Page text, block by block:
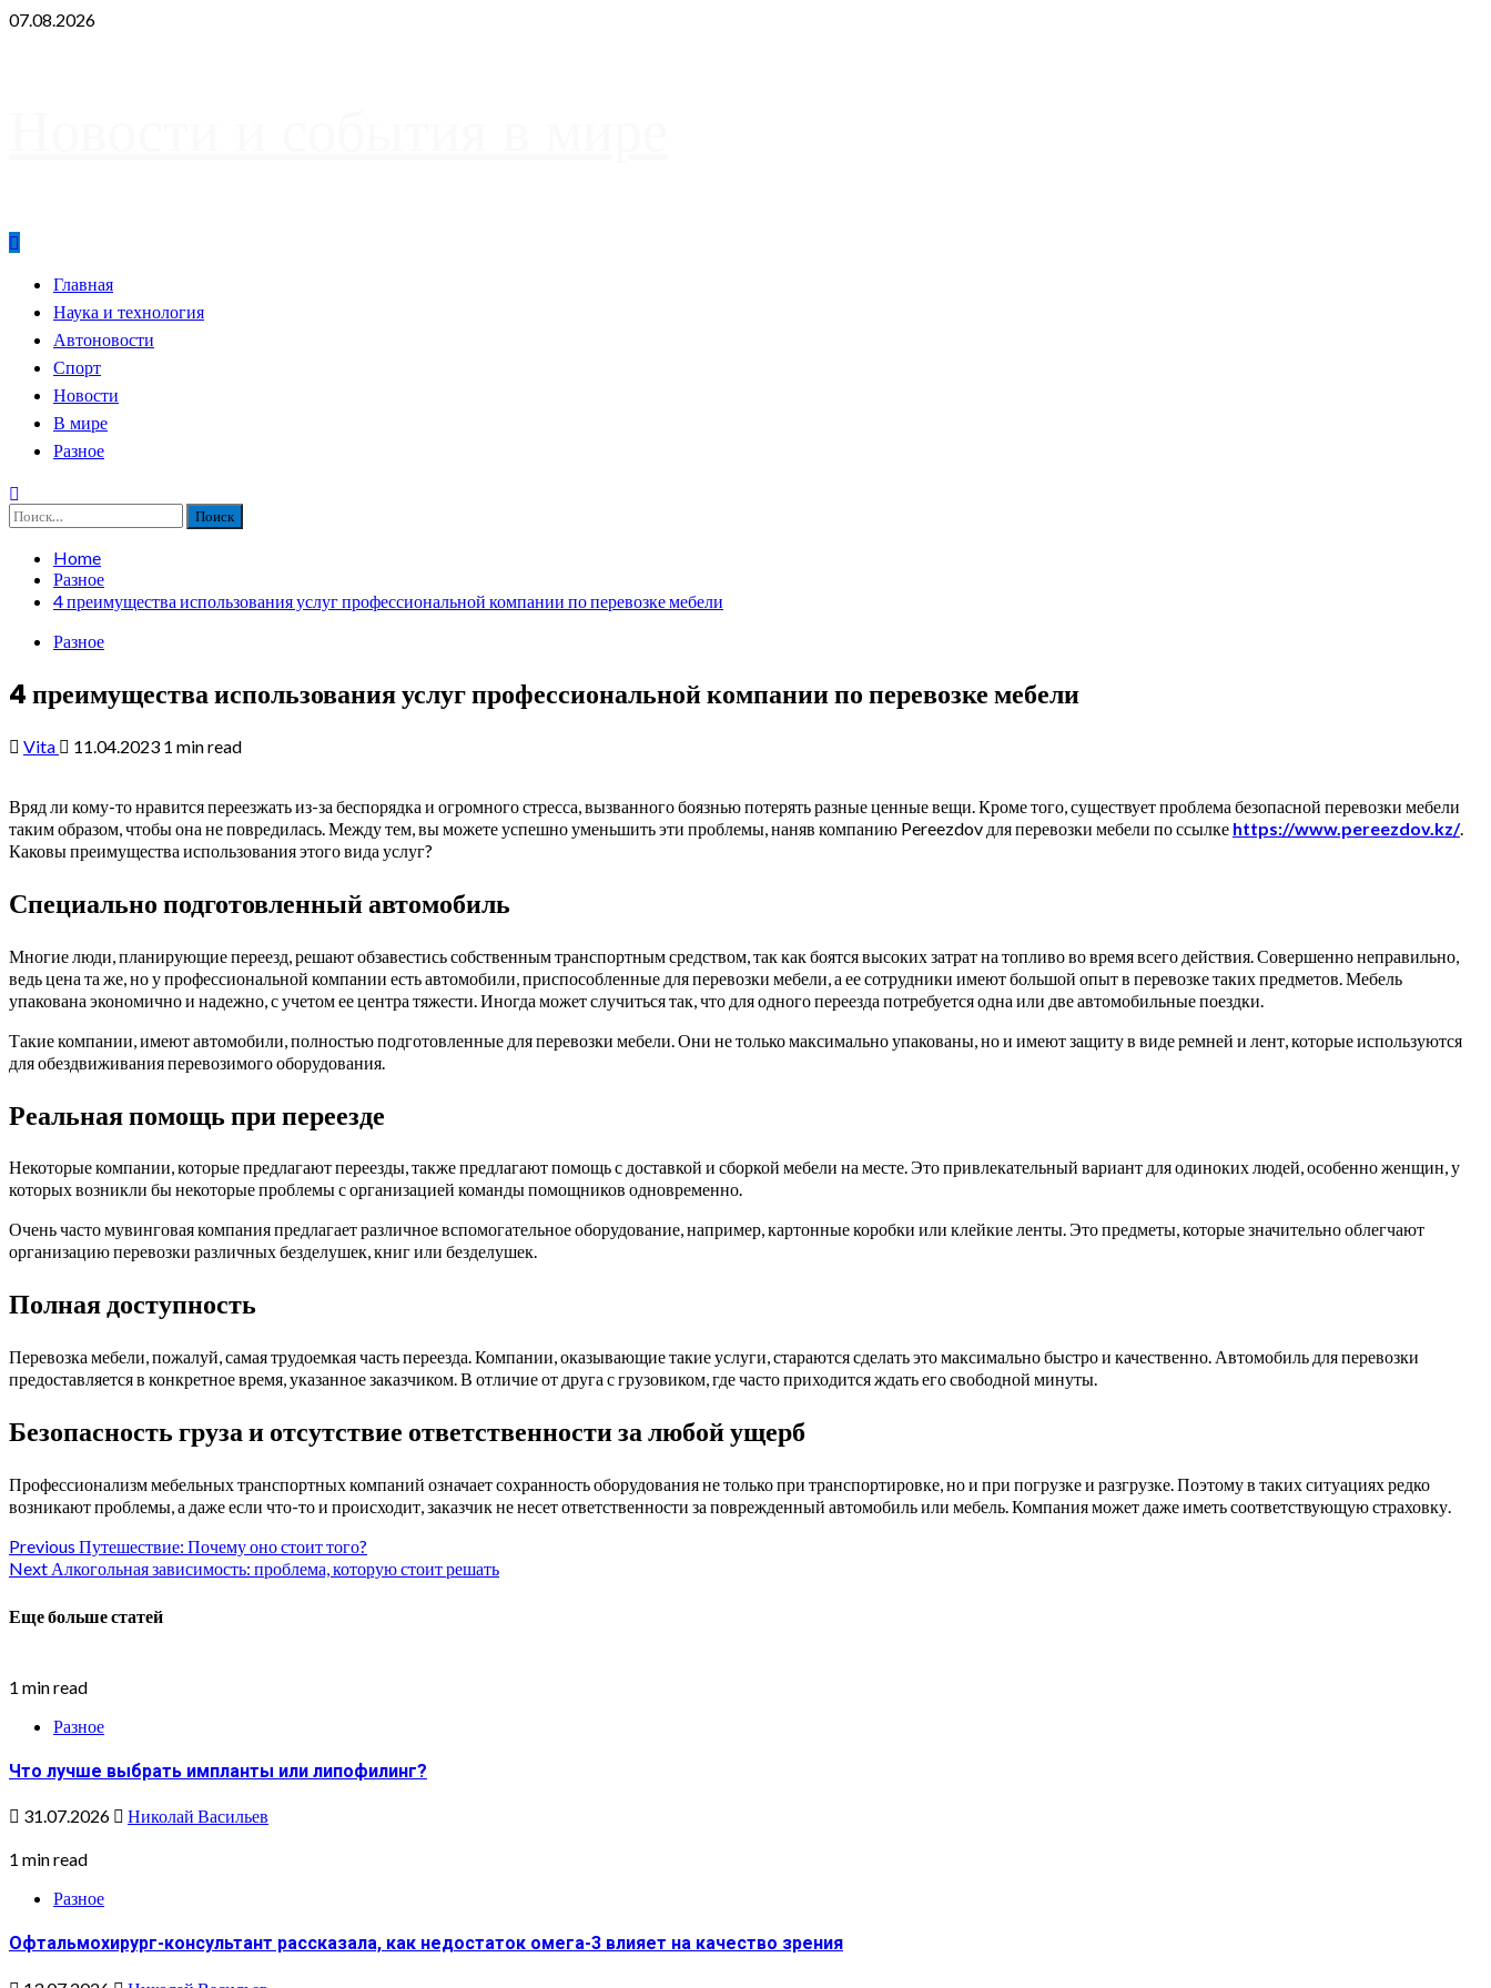
Skip
07.08.2026
PrimaryГлавная
Наука и технология
Автоновости
Спорт
Новости
В мире
Разное
Найти:
Home
Разное
4 преимущества использования услуг профессиональной компании по перевозке мебели
Разное
4 преимущества использования услуг профессиональной компании по перевозке мебели
Vita 11.04.2023 1 min read
Вряд ли кому-то нравится переезжать из-за беспорядка и огромного стресса, вызванного боязнью потерять разные ценные вещи. Кроме того, существует проблема безопасной перевозки мебели
таким образом, чтобы она не повредилась. Между тем, вы можете успешно уменьшить эти проблемы, наняв компанию Pereezdov для перевозки мебели по ссылке https://www.pereezdov.kz/.
Каковы преимущества использования этого вида услуг?
Специально подготовленный автомобиль
Многие люди, планирующие переезд, решают обзавестись собственным транспортным средством, так как боятся высоких затрат на топливо во время всего действия. Совершенно неправильно,
ведь цена та же, но у профессиональной компании есть автомобили, приспособленные для перевозки мебели, а ее сотрудники имеют большой опыт в перевозке таких предметов. Мебель
упакована экономично и надежно, с учетом ее центра тяжести. Иногда может случиться так, что для одного переезда потребуется одна или две автомобильные поездки.
Такие компании, имеют автомобили, полностью подготовленные для перевозки мебели. Они не только максимально упакованы, но и имеют защиту в виде ремней и лент, которые используются
для обездвиживания перевозимого оборудования.
Реальная помощь при переезде
Некоторые компании, которые предлагают переезды, также предлагают помощь с доставкой и сборкой мебели на месте. Это привлекательный вариант для одиноких людей, особенно женщин, у
которых возникли бы некоторые проблемы с организацией команды помощников одновременно.
Очень часто мувинговая компания предлагает различное вспомогательное оборудование, например, картонные коробки или клейкие ленты. Это предметы, которые значительно облегчают
организацию перевозки различных безделушек, книг или безделушек.
Полная доступность
Перевозка мебели, пожалуй, самая трудоемкая часть переезда. Компании, оказывающие такие услуги, стараются сделать это максимально быстро и качественно. Автомобиль для перевозки
предоставляется в конкретное время, указанное заказчиком. В отличие от друга с грузовиком, где часто приходится ждать его свободной минуты.
Безопасность груза и отсутствие ответственности за любой ущерб
Профессионализм мебельных транспортных компаний означает сохранность оборудования не только при транспортировке, но и при погрузке и разгрузке.Поэтому в таких ситуациях редко
возникают проблемы, а даже если что-то и происходит, заказчик не несет ответственности за поврежденный автомобиль или мебель. Компания может даже иметь соответствующую страховку.
Continue
Previous Путешествие: Почему оно стоит того?
Next Алкогольная зависимость: проблема, которую стоит решать
Еще больше статей
1 min read
Разное
Что лучше выбрать импланты или липофилинг?
31.07.2026 Николай Васильев
1 min read
Разное
Офтальмохирург-консультант рассказала, как недостаток омега-3 влияет на качество зрения